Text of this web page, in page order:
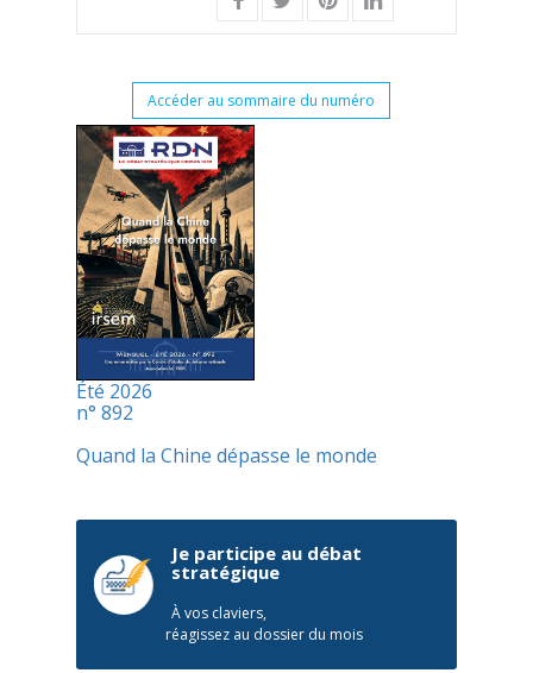
Accéder au sommaire du numéro
Été 2026
n° 892
Quand la Chine dépasse le monde
Je participe au débat
stratégique
À vos claviers,
réagissez au dossier du mois